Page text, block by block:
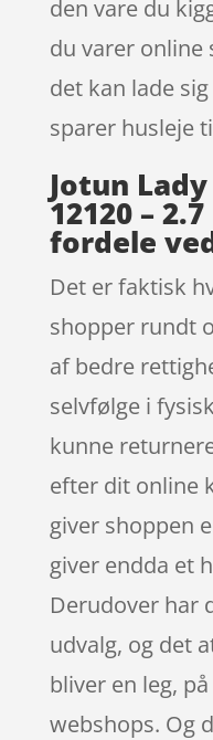
den vare du
du varer online
det kan lade
sparer husleje
Jotun Lady
12120 –
fordele
Det er faktisk
shopper rundt
af bedre
selvfølge i
kunne
efter dit online
giver shoppen
giver endda et
Derudover har
udvalg, og det
bliver en leg,
webshops. Og